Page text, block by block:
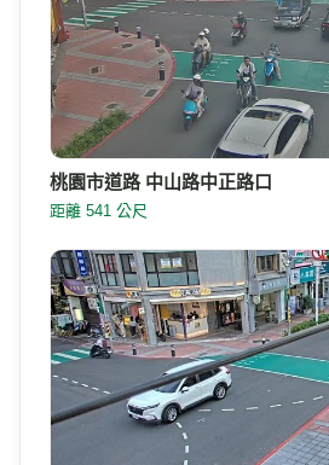
桃園市道路 中山路中正路口
距離 541 公尺